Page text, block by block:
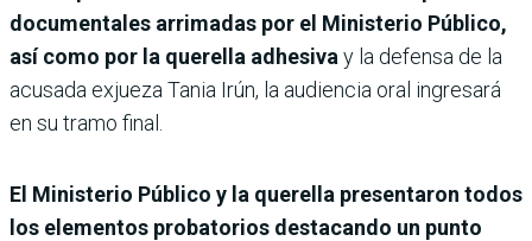
documentales arrimadas por el Ministerio Público,
así como por la querella adhesiva y la defensa de la
acusada exjueza Tania Irún, la audiencia oral ingresará
en su tramo final.
El Ministerio Público y la querella presentaron todos
los elementos probatorios destacando un punto